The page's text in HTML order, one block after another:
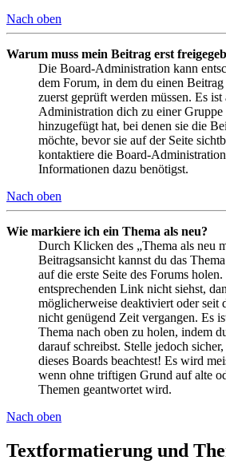
Nach oben
Warum muss mein Beitrag erst
Die Board-Administration kann
dem Forum, in dem du einen
zuerst geprüft werden müssen. Es
Administration dich zu einer Gruppe
hinzugefügt hat, bei denen sie die
möchte, bevor sie auf der Seite
kontaktiere die Board-
Informationen dazu benötigst.
Nach oben
Wie markiere ich ein Thema als neu?
Durch Klicken des „Thema als neu
Beitragsansicht kannst du das
auf die erste Seite des Forums
entsprechenden Link nicht siehst,
möglicherweise deaktiviert oder seit
nicht genügend Zeit vergangen. Es
Thema nach oben zu holen, indem
darauf schreibst. Stelle jedoch
dieses Boards beachtest! Es wird
wenn ohne triftigen Grund auf alte
Themen geantwortet wird.
Nach oben
Textformatierung und